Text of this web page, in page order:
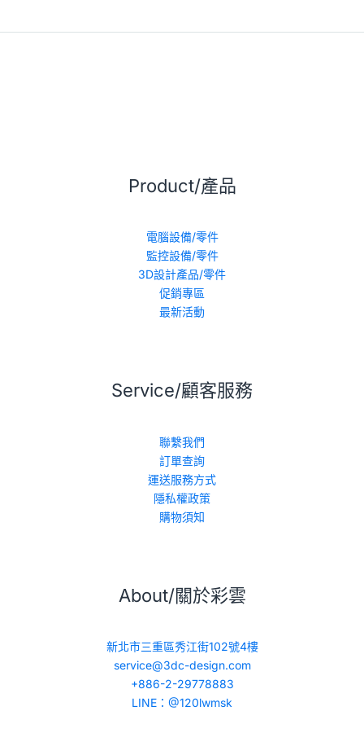
Product/產品
電腦設備/零件
監控設備/零件
3D設計產品/零件
促銷專區
最新活動
Service/顧客服務
聯繫我們
訂單查詢
運送服務方式
隱私權政策
購物須知
About/關於彩雲
新北市三重區秀江街102號4樓
service@3dc-design.com
+886-2-29778883
LINE：@120lwmsk